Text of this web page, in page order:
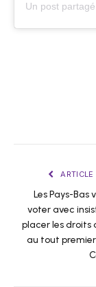
Un post
ARTICLE
Les Pays-Bas
voter avec
placer les droits
au tout